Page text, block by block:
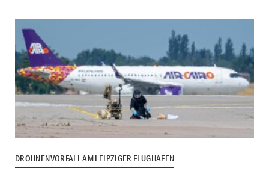
DROHNENVORFALL AM LEIPZIGER FLUGHAFEN